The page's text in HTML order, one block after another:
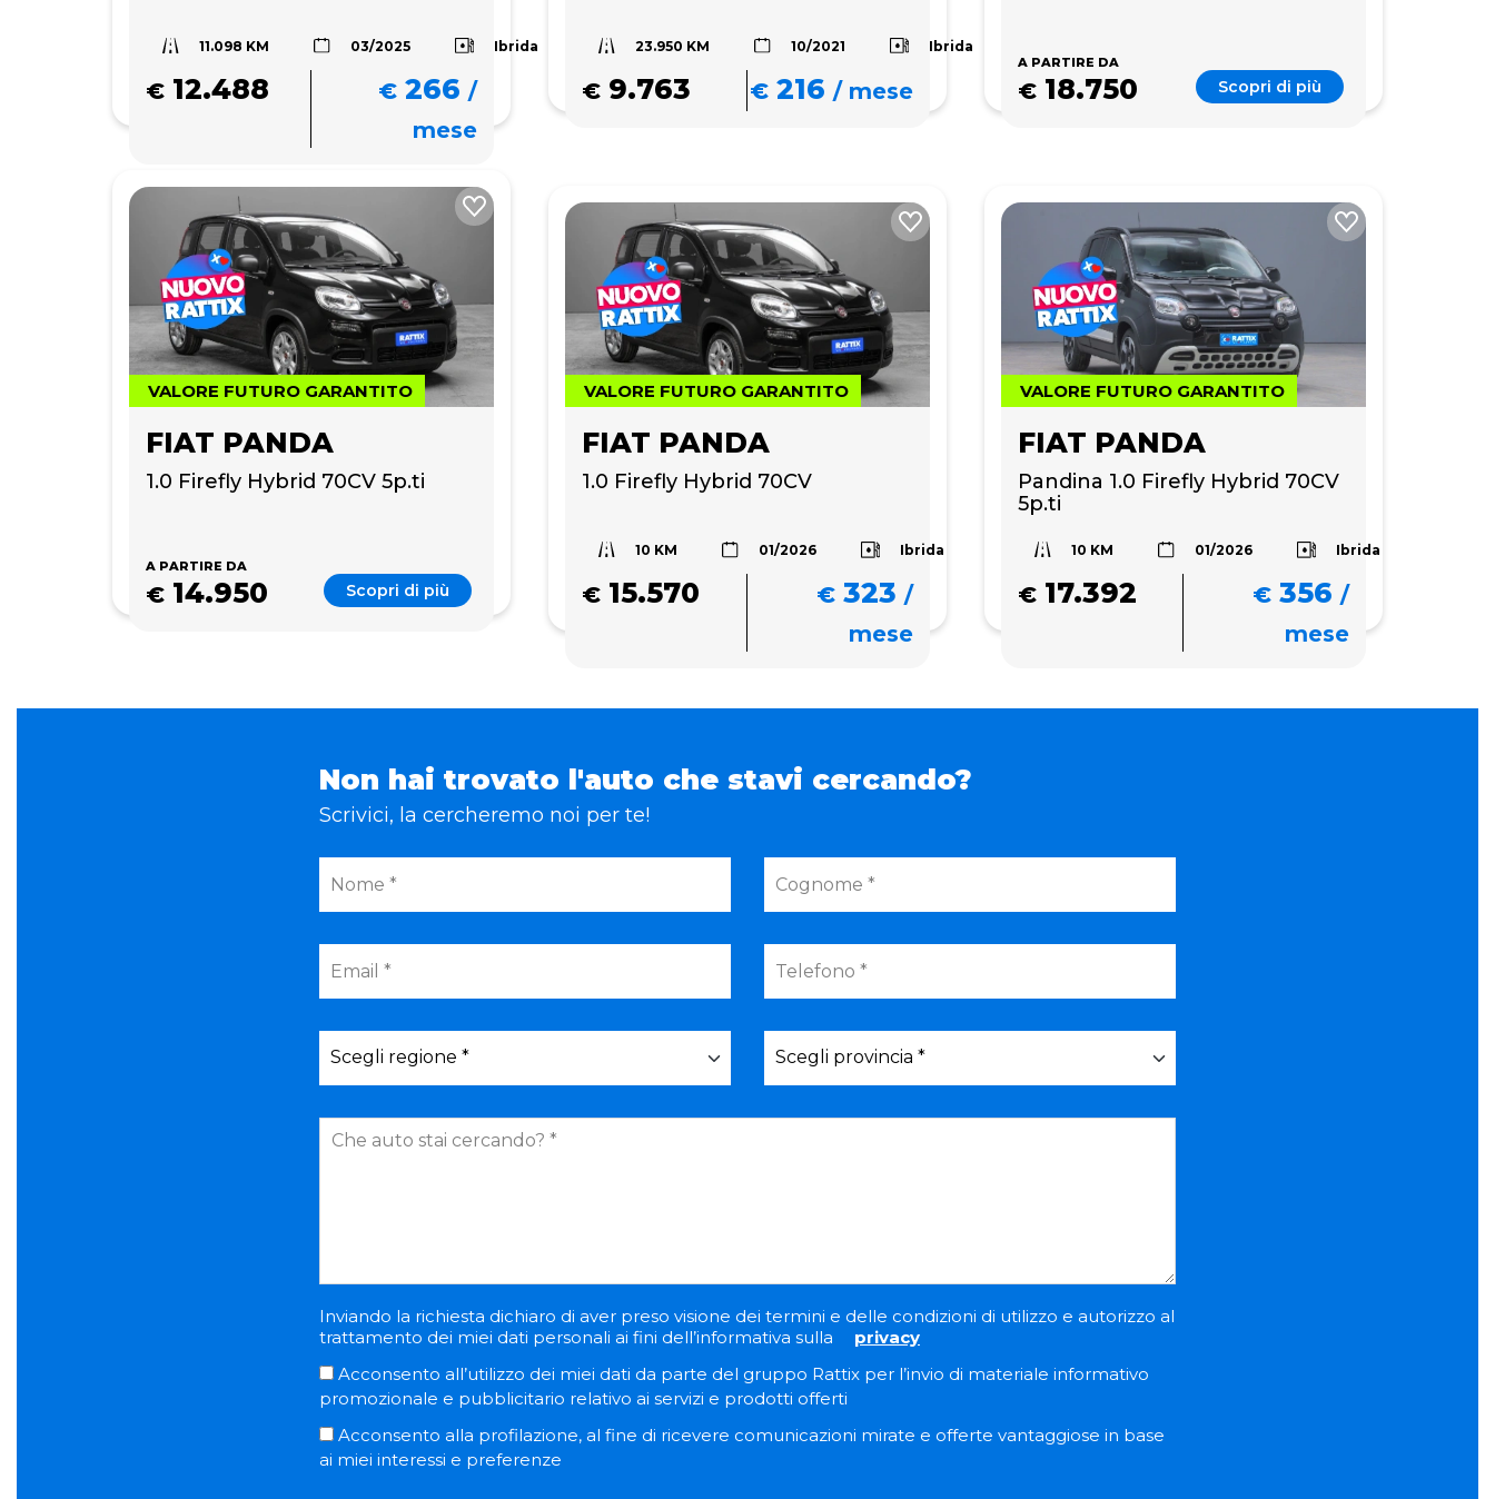
11.098 KM 03/2025 Ibrida
€ 12.488 € 266 /
mese
23.950 KM 10/2021 Ibrida
€ 9.763 € 216 /mese
A PARTIRE DA
€ 18.750 Scopri di più
VALORE FUTURO GARANTITO
FIAT PANDA
1.0 Firefly Hybrid 70CV 5p.ti
A PARTIRE DA
€ 14.950 Scopri di più
VALORE FUTURO GARANTITO
FIAT PANDA
1.0 Firefly Hybrid 70CV
10 KM 01/2026 Ibrida
€ 15.570 € 323 /
mese
VALORE FUTURO GARANTITO
FIAT PANDA
Pandina 1.0 Firefly Hybrid 70CV
5p.ti
10 KM 01/2026 Ibrida
€ 17.392 € 356 /
mese
Non hai trovato l'auto che stavi cercando?
Scrivici, la cercheremo noi per te!
Inviando la richiesta dichiaro di aver preso visione dei termini e delle condizioni di utilizzo e autorizzo al
trattamento dei miei dati personali ai fini dell’informativa sulla
privacy
Acconsento all’utilizzo dei miei dati da parte del gruppo Rattix per l’invio di materiale informativo
promozionale e pubblicitario relativo ai servizi e prodotti offerti
Acconsento alla profilazione, al fine di ricevere comunicazioni mirate e offerte vantaggiose in base
ai miei interessi e preferenze